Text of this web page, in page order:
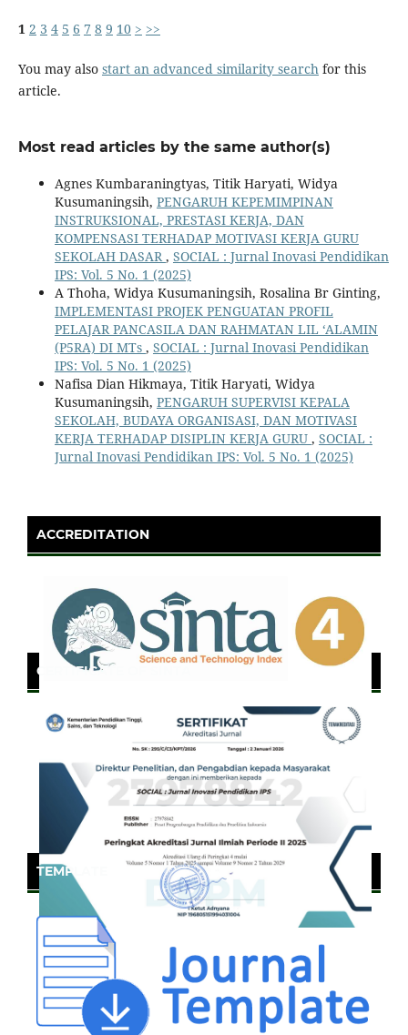
1 2 3 4 5 6 7 8 9 10 > >>
You may also start an advanced similarity searchfor this
article.
Most read articles by the same author(s)
Agnes Kumbaraningtyas, Titik Haryati, Widya
Kusumaningsih, PENGARUH KEPEMIMPINAN
INSTRUKSIONAL, PRESTASI KERJA, DAN
KOMPENSASI TERHADAP MOTIVASI KERJA GURU
SEKOLAH DASAR, SOCIAL : Jurnal Inovasi Pendidikan
IPS: Vol. 5 No. 1 (2025)
A Thoha, Widya Kusumaningsih, Rosalina Br Ginting,
IMPLEMENTASI PROJEK PENGUATAN PROFIL
PELAJAR PANCASILA DAN RAHMATAN LIL ‘ALAMIN
(P5RA) DI MTs , SOCIAL : Jurnal Inovasi Pendidikan
IPS: Vol. 5 No. 1 (2025)
Nafisa Dian Hikmaya, Titik Haryati, Widya
Kusumaningsih, PENGARUH SUPERVISI KEPALA
SEKOLAH, BUDAYA ORGANISASI, DAN MOTIVASI
KERJA TERHADAP DISIPLIN KERJA GURU , SOCIAL :
Jurnal Inovasi Pendidikan IPS: Vol. 5 No. 1 (2025)
ACCREDITATION
CERTIFICATE OF SINTA
TEMPLATE